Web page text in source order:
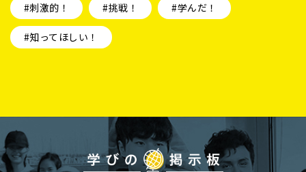
#刺激的！ #挑戦！ #学んだ！
#知ってほしい！